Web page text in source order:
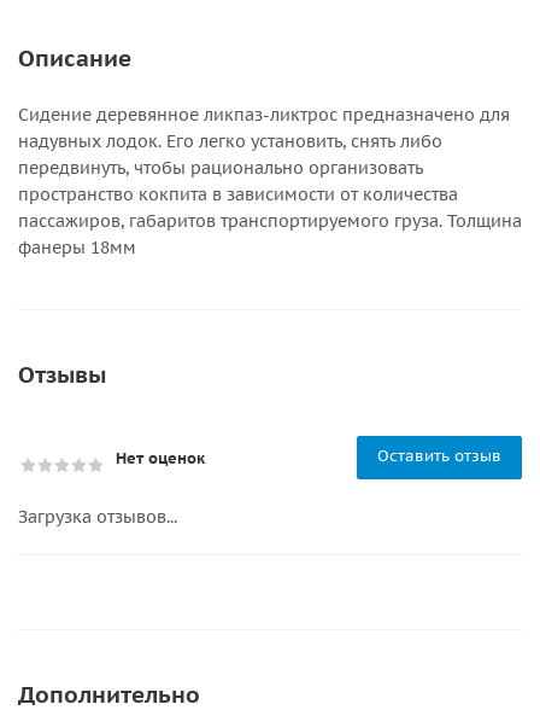
Описание
Сидение деревянное ликпаз-ликтрос предназначено для
надувных лодок. Его легко установить, снять либо
передвинуть, чтобы рационально организовать
пространство кокпита в зависимости от количества
пассажиров, габаритов транспортируемого груза. Толщина
фанеры 18мм
Отзывы
Нет оценок Оставить отзыв
Загрузка отзывов...
Дополнительно